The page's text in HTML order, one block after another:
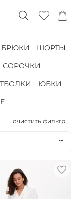
БРЮКИ
ШОРТЫ
СОРОЧКИ
ЮБКИ
очистить фильтр